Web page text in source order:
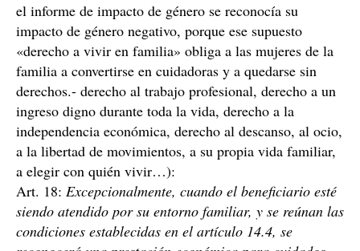
el informe de impacto de género se reconocía su
impacto de género negativo, porque ese supuesto
«derecho a vivir en familia» obliga a las mujeres de la
familia a convertirse en cuidadoras y a quedarse sin
derechos.- derecho al trabajo profesional, derecho a un
ingreso digno durante toda la vida, derecho a la
independencia económica, derecho al descanso, al ocio,
a la libertad de movimientos, a su propia vida familiar,
a elegir con quién vivir…):
Art. 18: Excepcionalmente, cuando el beneficiario esté
siendo atendido por su entorno familiar, y se reúnan las
condiciones establecidas en el artículo 14.4, se